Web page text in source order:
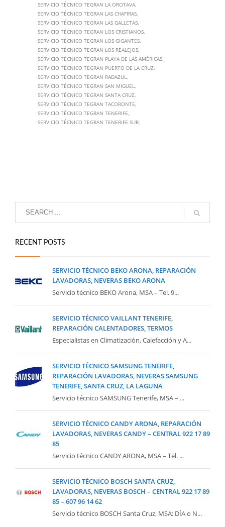
SERVICIO TÉCNICO TEGRAN LA OROTAVA
SERVICIO TÉCNICO TEGRAN LAS CHAFIRAS
SERVICIO TÉCNICO TEGRAN LAS GALLETAS
SERVICIO TÉCNICO TEGRAN LOS CRISTIANOS
SERVICIO TÉCNICO TEGRAN LOS GIGANTES
SERVICIO TÉCNICO TEGRAN LOS REALEJOS
SERVICIO TÉCNICO TEGRAN PLAYA DE LAS AMÉRICAS
SERVICIO TÉCNICO TEGRAN PUERTO DE LA CRUZ
SERVICIO TÉCNICO TEGRAN RADAZUL
SERVICIO TÉCNICO TEGRAN SAN MIGUEL
SERVICIO TÉCNICO TEGRAN SANTA CRUZ
SERVICIO TÉCNICO TEGRAN TACORONTE
SERVICIO TÉCNICO TEGRAN TENERIFE
SERVICIO TÉCNICO TEGRAN TENERIFE SUR
RECENT POSTS
SERVICIO TÉCNICO BEKO ARONA, REPARACIÓN
LAVADORAS, NEVERAS BEKO ARONA
Servicio técnico BEKO Arona, MSA – Tel. 9...
SERVICIO TÉCNICO VAILLANT TENERIFE,
REPARACIÓN CALENTADORES, TERMOS
Especialistas en Climatización, Calefacción y A...
SERVICIO TÉCNICO SAMSUNG TENERIFE,
REPARACIÓN LAVADORAS, NEVERAS SAMSUNG
TENERIFE, SANTA CRUZ, LA LAGUNA
Servicio técnico SAMSUNG Tenerife, MSA – ...
SERVICIO TÉCNICO CANDY ARONA, REPARACIÓN
LAVADORAS, NEVERAS CANDY – CENTRAL 922 17 89
85
Servicio técnico CANDY ARONA, MSA – Tel. ...
SERVICIO TÉCNICO BOSCH SANTA CRUZ,
LAVADORAS, NEVERAS BOSCH – CENTRAL 922 17 89
85 – 607 96 14 62
Servicio técnico BOSCH Santa Cruz, MSA: DÍA o N...